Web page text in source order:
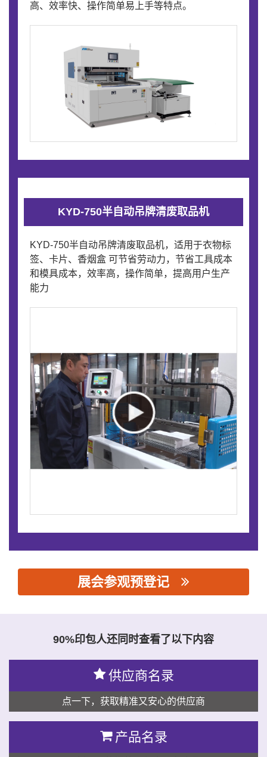
高、效率快、操作简单易上手等特点。
KYD-750半自动吊牌清废取品机
KYD-750半自动吊牌清废取品机，适用于衣物标
签、卡片、香烟盒 可节省劳动力，节省工具成本
和模具成本，效率高，操作简单，提高用户生产
能力
展会参观预登记
90%印包人还同时查看了以下内容
供应商名录
点一下，获取精准又安心的供应商
产品名录